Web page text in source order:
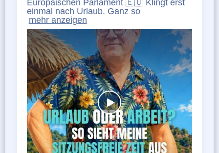
Europäischen Parlament 🇪🇺 Klingt erst
einmal nach Urlaub. Ganz so
mehr anzeigen